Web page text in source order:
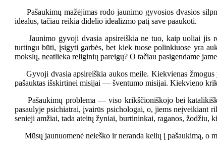
Pašaukimų mažėjimas rodo jaunimo gyvosios dvasios
idealus, tačiau reikia didelio idealizmo patį save paaukoti.
Jaunimo gyvoji dvasia apsireiškia ne tuo, kaip uoliai jis
turtingu būti, įsigyti garbės, bet kiek tuose polinkiuose yra
mokslų, neatlieka religinių pareigų? O tačiau pasigendame
Gyvoji dvasia apsireiškia aukos meile. Kiekvienas žmogus
pašauktas išskirtinei misijai — šventumo misijai. Kiekvieno
Pašaukimų problema — viso krikščioniškojo bei
pasaulyje psichiatrai, įvairūs psichologai, o, jiems neįveikiant
senieji amžiai, tada ateitų žyniai, burtininkai, raganos, žodžiu,
Mūsų jaunuomenė neieško ir neranda kelių į pašaukimą, o